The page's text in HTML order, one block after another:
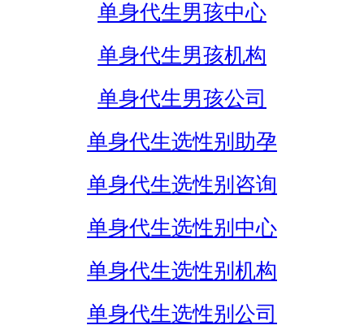
单身代生男孩中心
单身代生男孩机构
单身代生男孩公司
单身代生选性别助孕
单身代生选性别咨询
单身代生选性别中心
单身代生选性别机构
单身代生选性别公司